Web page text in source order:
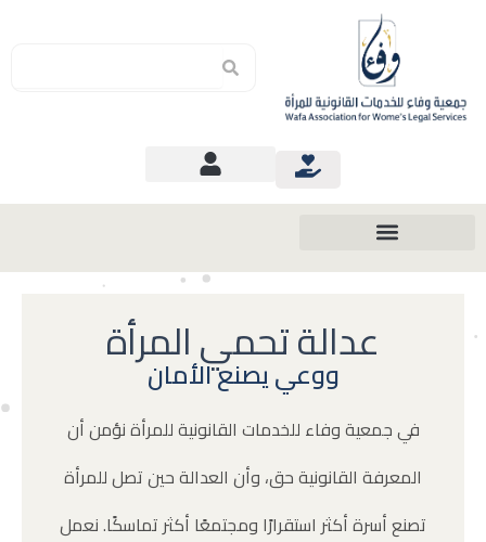
Search
Search
عدالة تحمي المرأة
ووعي يصنع الأمان
في جمعية وفاء للخدمات القانونية للمرأة نؤمن أن
المعرفة القانونية حق، وأن العدالة حين تصل للمرأة
تصنع أسرة أكثر استقرارًا ومجتمعًا أكثر تماسكًا. نعمل